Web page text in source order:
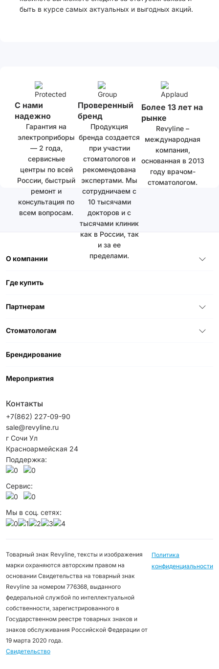
быть в курсе самых актуальных и выгодных акций.
С нами
надежно
Гарантия на
электроприборы
— 2 года,
сервисные
центры по всей
России, быстрый
ремонт и
консультация по
всем вопросам.
Проверенный
бренд
Продукция
бренда создается
при участии
стоматологов и
рекомендована
экспертами. Мы
сотрудничаем с
10 тысячами
докторов и с
тысячами клиник
как в России, так
и за ее
пределами.
Более 13 лет на
рынке
Revyline –
международная
компания,
основанная в 2013
году врачом-
стоматологом.
О компании
Где купить
Партнерам
Стоматологам
Брендирование
Мероприятия
Контакты
+7(862) 227-09-90
sale@revyline.ru
г Сочи Ул
Красноармейская 24
Поддержка:
Сервис:
Мы в соц. сетях:
Товарный знак Revyline, тексты и изображения
марки охраняются авторским правом на
основании Свидетельства на товарный знак
Revyline за номером 776368, выданного
федеральной службой по интеллектуальной
собственности, зарегистрированного в
Государственном реестре товарных знаков и
знаков обслуживания Российской Федерации от
19 марта 2020 года.
Свидетельство
Политика
конфиденциальности